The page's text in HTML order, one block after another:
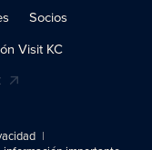
Socios
Visit KC